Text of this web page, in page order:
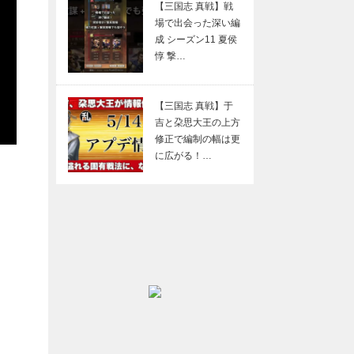
【三国志 真戦】戦
場で出会った深い編
成 シーズン11 夏侯
惇 撃…
【三国志 真戦】于
吉と朶思大王の上方
修正で編制の幅は更
に広がる！…